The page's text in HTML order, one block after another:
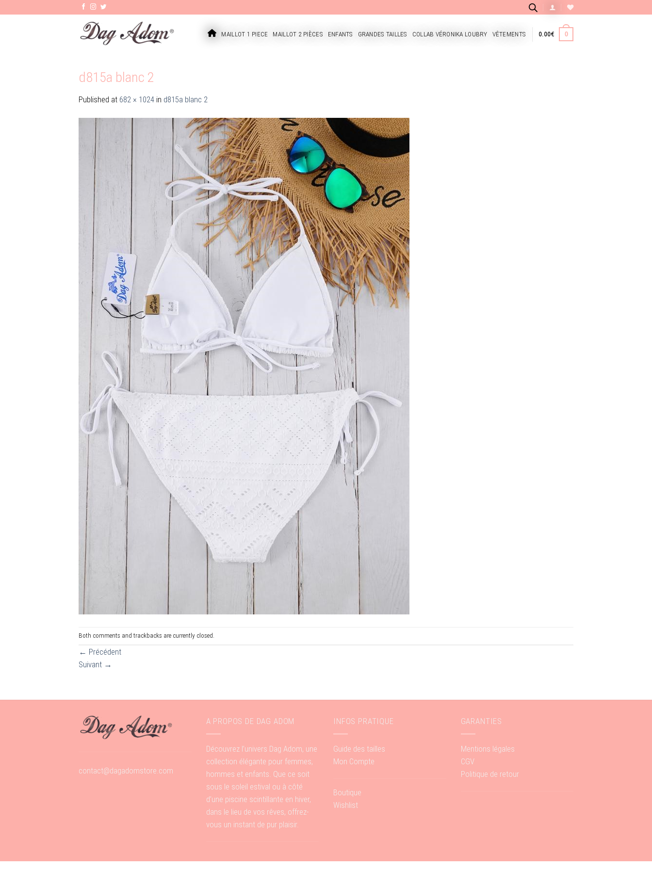
ACCUEILMAILLOT 1 PIECE MAILLOT 2 PIÈCES ENFANTS GRANDES TAILLES COLLAB VÉRONIKA LOUBRY VÊTEMENTS 0.00€ 0
d815a blanc 2
Published at 682 × 1024 in d815a blanc 2
Both comments and trackbacks are currently closed.
← Précédent
Suivant →
contact@dagadomstore.com
A PROPOS DE DAG ADOM
Découvrez l’univers Dag Adom, une
collection élégante pour femmes,
hommes et enfants. Que ce soit
sous le soleil estival ou à côté
d’une piscine scintillante en hiver,
dans le lieu de vos rêves, offrez-
vous un instant de pur plaisir.
INFOS PRATIQUE
Guide des tailles
Mon Compte
Boutique
Wishlist
GARANTIES
Mentions légales
CGV
Politique de retour